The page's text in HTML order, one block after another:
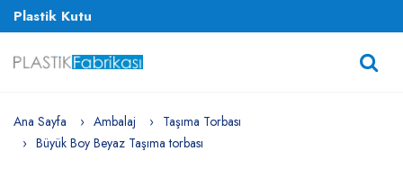
Plastik Kutu
Ana Sayfa Ambalaj
Taşıma Torbası
Büyük Boy Beyaz Taşıma torbası